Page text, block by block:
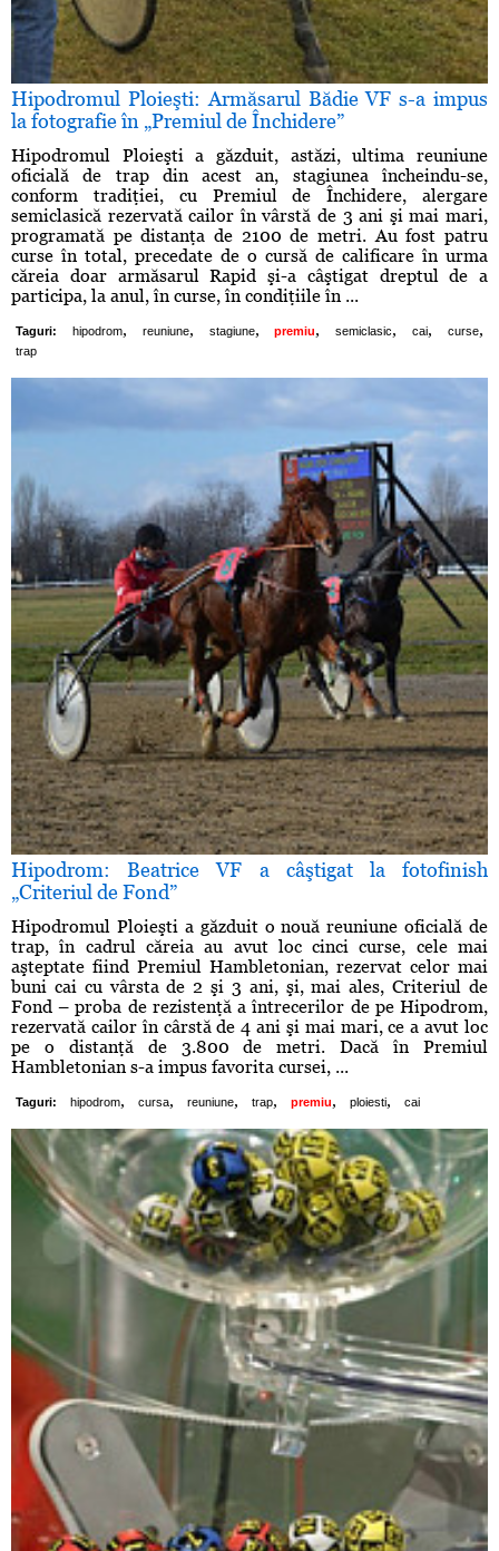
Hipodromul Ploieşti: Armăsarul Bădie VF s-a impus
la fotografie în „Premiul de Închidere”
Hipodromul Ploieşti a găzduit, astăzi, ultima reuniune
oficială de trap din acest an, stagiunea încheindu-se,
conform tradiţiei, cu Premiul de Închidere, alergare
semiclasică rezervată cailor în vârstă de 3 ani şi mai mari,
programată pe distanţa de 2100 de metri. Au fost patru
curse în total, precedate de o cursă de calificare în urma
căreia doar armăsarul Rapid şi-a câştigat dreptul de a
participa, la anul, în curse, în condiţiile în ...
Taguri: hipodrom, reuniune, stagiune, premiu, semiclasic, cai, curse,
trap
Hipodrom: Beatrice VF a câştigat la fotofinish
„Criteriul de Fond”
Hipodromul Ploieşti a găzduit o nouă reuniune oficială de
trap, în cadrul căreia au avut loc cinci curse, cele mai
aşteptate fiind Premiul Hambletonian, rezervat celor mai
buni cai cu vârsta de 2 şi 3 ani, şi, mai ales, Criteriul de
Fond – proba de rezistenţă a întrecerilor de pe Hipodrom,
rezervată cailor în cârstă de 4 ani şi mai mari, ce a avut loc
pe o distanţă de 3.800 de metri. Dacă în Premiul
Hambletonian s-a impus favorita cursei, ...
Taguri: hipodrom, cursa, reuniune, trap, premiu, ploiesti, cai